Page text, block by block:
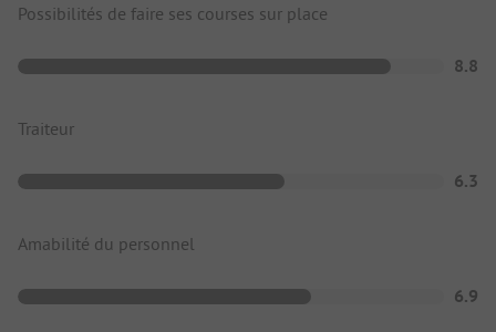
Possibilités de faire ses courses sur place
8.8
Traiteur
6.3
Amabilité du personnel
6.9